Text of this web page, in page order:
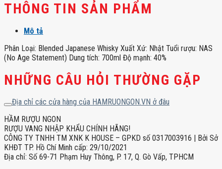
THÔNG TIN SẢN PHẨM
Mô tả
Phân Loại: Blended Japanese Whisky Xuất Xứ: Nhật Tuổi rượu: NAS
(No Age Statement) Dung tích: 700ml Độ mạnh: 40%
NHỮNG CÂU HỎI THƯỜNG GẶP
Địa chỉ các cửa hàng của HAMRUONGON.VN ở đâu
HẦM RƯỢU NGON
RƯỢU VANG NHẬP KHẨU CHÍNH HÃNG!
CÔNG TY TNHH TM XNK K HOUSE – GPKD số 0317003916 | Bởi Sở
KHĐT TP. Hồ Chí Minh cấp: 29/10/2021
Địa chỉ: Số 69-71 Phạm Huy Thông, P. 17, Q. Gò Vấp, TPHCM